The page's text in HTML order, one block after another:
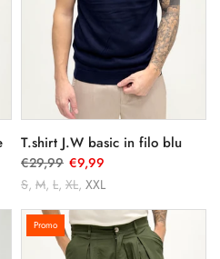
T.shirt J.W basic in filo blu
€29,99 €9,99
S M L XL XXL
Promo